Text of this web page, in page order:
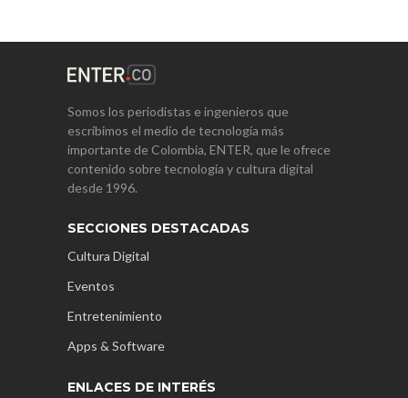
Somos los periodistas e ingenieros que
escribimos el medio de tecnología más
importante de Colombia, ENTER, que le ofrece
contenido sobre tecnología y cultura digital
desde 1996.
SECCIONES DESTACADAS
Cultura Digital
Eventos
Entretenimiento
Apps & Software
ENLACES DE INTERÉS